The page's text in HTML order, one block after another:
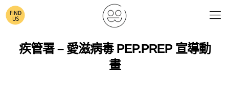
疾管署 – 愛滋病毒 PEP.PREP 宣導動
畫